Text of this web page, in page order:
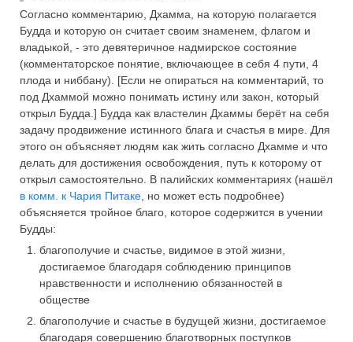
Согласно комментарию, Дхамма, на которую полагается
Будда и которую он считает своим знаменем, флагом и
владыкой, - это девятеричное надмирское состояние
(комментаторское понятие, включающее в себя 4 пути, 4
плода и ниббану). [Если не опираться на комментарий, то
под Дхаммой можно понимать истину или закон, который
открыл Будда.] Будда как властелин Дхаммы берёт на себя
задачу продвижение истинного блага и счастья в мире. Для
этого он объясняет людям как жить согласно Дхамме и что
делать для достижения освобождения, путь к которому от
открыл самостоятельно. В палийских комментариях (нашёл
в комм. к Чария Питаке , но может есть подробнее)
объясняется тройное благо, которое содержится в учении
Будды:
благополучие и счастье, видимое в этой жизни,
достигаемое благодаря соблюдению принципов
нравственности и исполнению обязанностей в
обществе
благополучие и счастье в будущей жизни, достигаемое
благодаря совершению благотворных поступков